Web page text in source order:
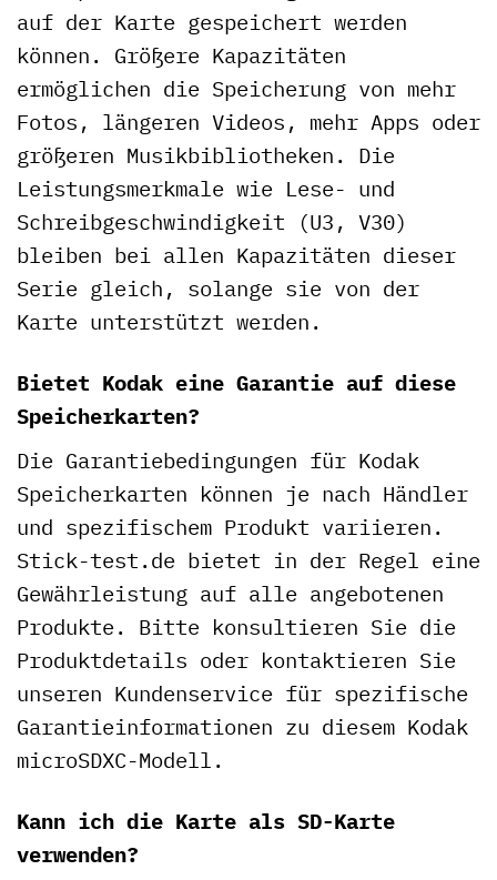
auf der Karte gespeichert werden
können. Größere Kapazitäten
ermöglichen die Speicherung von mehr
Fotos, längeren Videos, mehr Apps oder
größeren Musikbibliotheken. Die
Leistungsmerkmale wie Lese- und
Schreibgeschwindigkeit (U3, V30)
bleiben bei allen Kapazitäten dieser
Serie gleich, solange sie von der
Karte unterstützt werden.
Bietet Kodak eine Garantie auf diese
Speicherkarten?
Die Garantiebedingungen für Kodak
Speicherkarten können je nach Händler
und spezifischem Produkt variieren.
Stick-test.de bietet in der Regel eine
Gewährleistung auf alle angebotenen
Produkte. Bitte konsultieren Sie die
Produktdetails oder kontaktieren Sie
unseren Kundenservice für spezifische
Garantieinformationen zu diesem Kodak
microSDXC-Modell.
Kann ich die Karte als SD-Karte
verwenden?